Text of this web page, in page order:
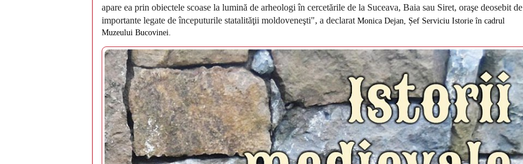
apare ea prin obiectele scoase la lumină de arheologi în cercetările de la Suceava, Baia sau Siret, oraşe deosebit de
importante legate de începuturile statalităţii moldoveneşti", a declarat Monica Dejan, Șef Serviciu Istorie în cadrul
Muzeului Bucovinei.